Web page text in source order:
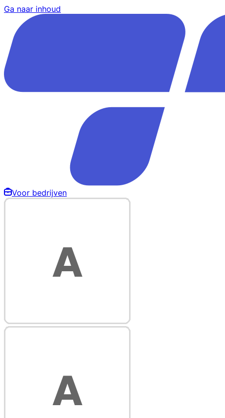
Ga naar inhoud
Voor bedrijven